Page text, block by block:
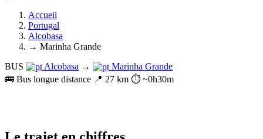
Accueil
Portugal
Alcobasa
→ Marinha Grande
BUS
Alcobasa →
Marinha Grande
🚌 Bus longue distance 📍 27 km ⏱️ ~0h30m